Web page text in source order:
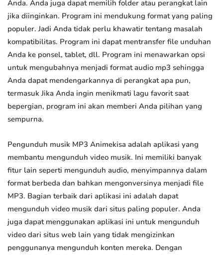
Anda. Anda juga dapat memilih folder atau perangkat lain
jika diinginkan. Program ini mendukung format yang paling
populer. Jadi Anda tidak perlu khawatir tentang masalah
kompatibilitas. Program ini dapat mentransfer file unduhan
Anda ke ponsel, tablet, dll. Program ini menawarkan opsi
untuk mengubahnya menjadi format audio mp3 sehingga
Anda dapat mendengarkannya di perangkat apa pun,
termasuk Jika Anda ingin menikmati lagu favorit saat
bepergian, program ini akan memberi Anda pilihan yang
sempurna.
Pengunduh musik MP3 Animekisa adalah aplikasi yang
membantu mengunduh video musik. Ini memiliki banyak
fitur lain seperti mengunduh audio, menyimpannya dalam
format berbeda dan bahkan mengonversinya menjadi file
MP3. Bagian terbaik dari aplikasi ini adalah dapat
mengunduh video musik dari situs paling populer. Anda
juga dapat menggunakan aplikasi ini untuk mengunduh
video dari situs web lain yang tidak mengizinkan
penggunanya mengunduh konten mereka. Dengan